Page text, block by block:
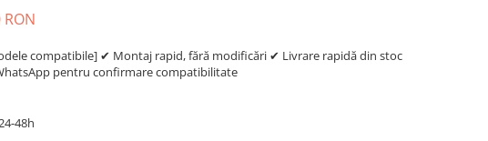
compatibile] ✔ Montaj rapid, fără modificări ✔ Livrare rapidă din stoc
pentru confirmare compatibilitate
48h